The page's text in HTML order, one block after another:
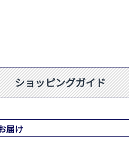
ショッピングガイド
届け